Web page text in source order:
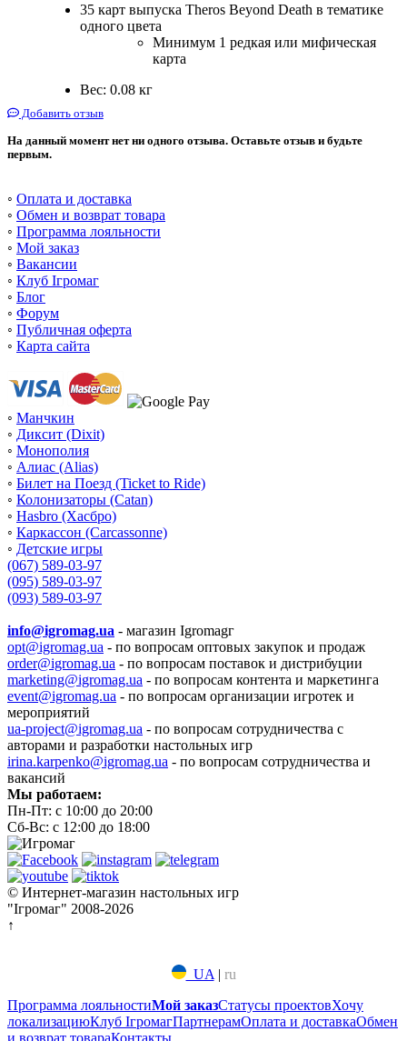
35 карт выпуска Theros Beyond Death в тематике
одного цвета
Минимум 1 редкая или мифическая
карта
Вес: 0.08 кг
Добавить отзыв
На данный момент нет ни одного отзыва. Оставьте отзыв и будьте
первым.
◦ Оплата и доставка
◦ Обмен и возврат товара
◦ Программа лояльности
◦ Мой заказ
◦ Вакансии
◦ Клуб Ігромаг
◦ Блог
◦ Форум
◦ Публичная оферта
◦ Карта сайта
◦ Манчкин
◦ Диксит (Dixit)
◦ Монополия
◦ Алиас (Alias)
◦ Билет на Поезд (Ticket to Ride)
◦ Колонизаторы (Catan)
◦ Hasbro (Хасбро)
◦ Каркассон (Carcassonne)
◦ Детские игры
(067) 589-03-97
(095) 589-03-97
(093) 589-03-97
info@igromag.ua - магазин Igromagг
opt@igromag.ua - по вопросам оптовых закупок и продаж
order@igromag.ua - по вопросам поставок и дистрибуции
marketing@igromag.ua - по вопросам контента и маркетинга
event@igromag.ua - по вопросам организации игротек и
мероприятий
ua-project@igromag.ua - по вопросам сотрудничества с
авторами и разработки настольных игр
irina.karpenko@igromag.ua - по вопросам сотрудничества и
вакансий
Мы работаем:
Пн-Пт: с 10:00 до 20:00
Сб-Вс: с 12:00 до 18:00
© Интернет-магазин настольных игр
"Ігромаг" 2008-2026
↑
UA | ru
Программа лояльностиМой заказСтатусы проектовХочу
локализациюКлуб ІгромагПартнерамОплата и доставкаОбмен
и возврат товараКонтакты